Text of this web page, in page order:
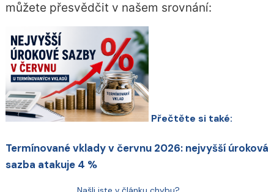
můžete přesvědčit v našem srovnání:
Přečtěte si také:
Termínované vklady v červnu 2026: nejvyšší úroková
sazba atakuje 4 %